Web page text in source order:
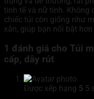
tinh tế và nữ tính. Không
chiếc túi còn giống như
xắn, giúp bạn nổi bật
1 đánh giá cho Túi
cấp, dây rút
Được xếp hạng 5 5